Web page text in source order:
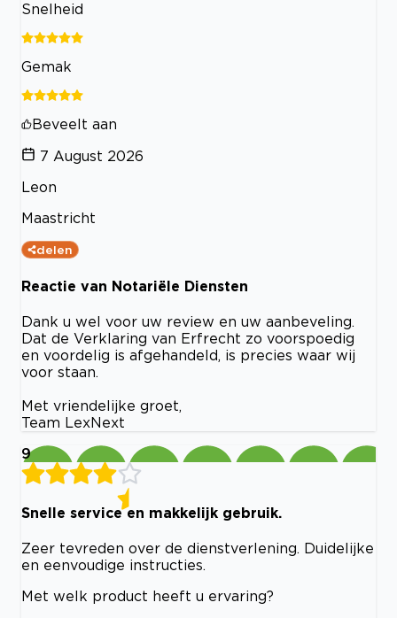
Snelheid
Gemak
Beveelt aan
7 August 2026
Leon
Maastricht
delen
Reactie van Notariële Diensten
Dank u wel voor uw review en uw aanbeveling.
Dat de Verklaring van Erfrecht zo voorspoedig
en voordelig is afgehandeld, is precies waar wij
voor staan.
Met vriendelijke groet,
Team LexNext
9
Snelle service en makkelijk gebruik.
Zeer tevreden over de dienstverlening. Duidelijke
en eenvoudige instructies.
Met welk product heeft u ervaring?